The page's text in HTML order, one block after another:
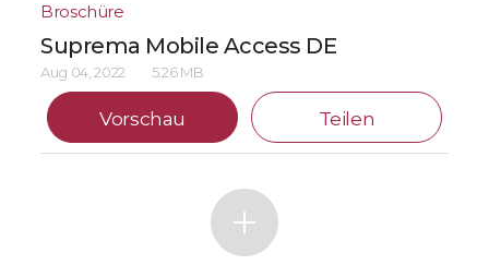
Broschüre
Suprema Mobile Access DE
Aug 04, 2022 5.26 MB
Vorschau Teilen